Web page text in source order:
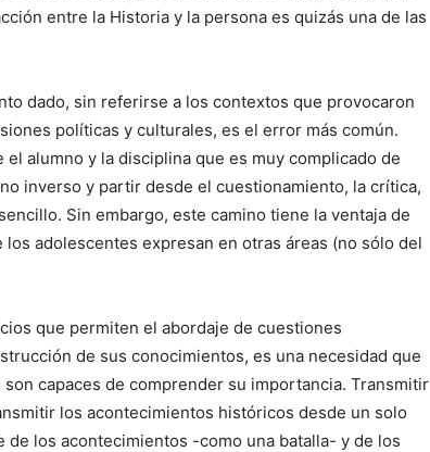
entre la Historia y la persona es quizás una de las
dado, sin referirse a los contextos que provocaron
políticas y culturales, es el error más común.
alumno y la disciplina que es muy complicado de
inverso y partir desde el cuestionamiento, la crítica,
Sin embargo, este camino tiene la ventaja de
adolescentes expresan en otras áreas (no sólo del
que permiten el abordaje de cuestiones
de sus conocimientos, es una necesidad que
capaces de comprender su importancia. Transmitir
los acontecimientos históricos desde un solo
de los acontecimientos -como una batalla- y de los